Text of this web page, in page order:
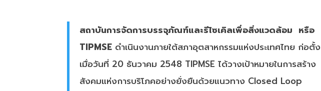
สถาบันการจัดการบรรจุภัณฑ์และรีไซเคิลเพื่อสิ่งแวดล้อม หรือ
TIPMSE ดำเนินงานภายใต้สภาอุตสาหกรรมแห่งประเทศไทย ก่อตั้ง
เมื่อวันที่ 20 ธันวาคม 2548 TIPMSE ได้วางเป้าหมายในการสร้าง
สังคมแห่งการบริโภคอย่างยั่งยืนด้วยแนวทาง Closed Loop